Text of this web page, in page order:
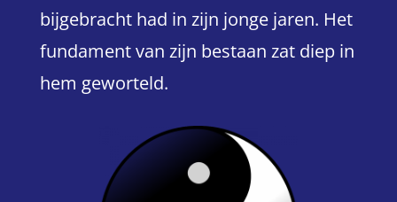
bijgebracht had in zijn jonge jaren. Het
fundament van zijn bestaan zat diep in
hem geworteld.